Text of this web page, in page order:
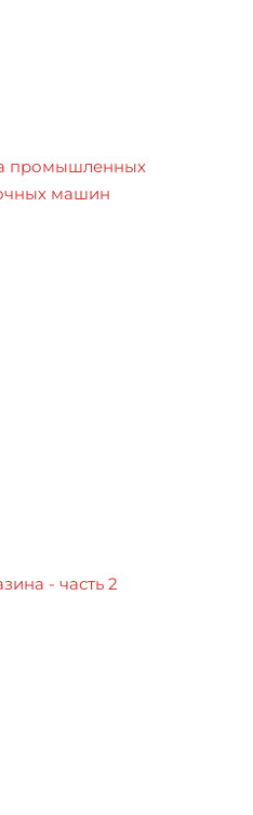
промышленных
машин
- часть 2